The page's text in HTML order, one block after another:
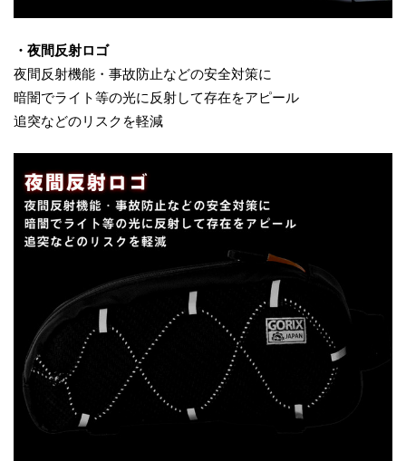
・夜間反射ロゴ
夜間反射機能・事故防止などの安全対策に
暗闇でライト等の光に反射して存在をアピール
追突などのリスクを軽減